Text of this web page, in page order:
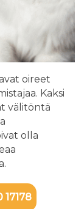
oireet
Kaksi
välitöntä
olla